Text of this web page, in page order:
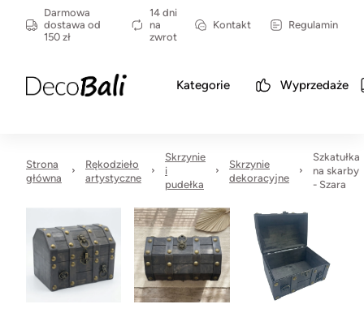
Darmowa
dostawa od
150 zł
14 dni
na
zwrot
Kontakt Regulamin
Kategorie Wyprzedaże
Strona
główna
Rękodzieło
artystyczne
Skrzynie
i
pudełka
Skrzynie
dekoracyjne
Szkatułka
na skarby
- Szara